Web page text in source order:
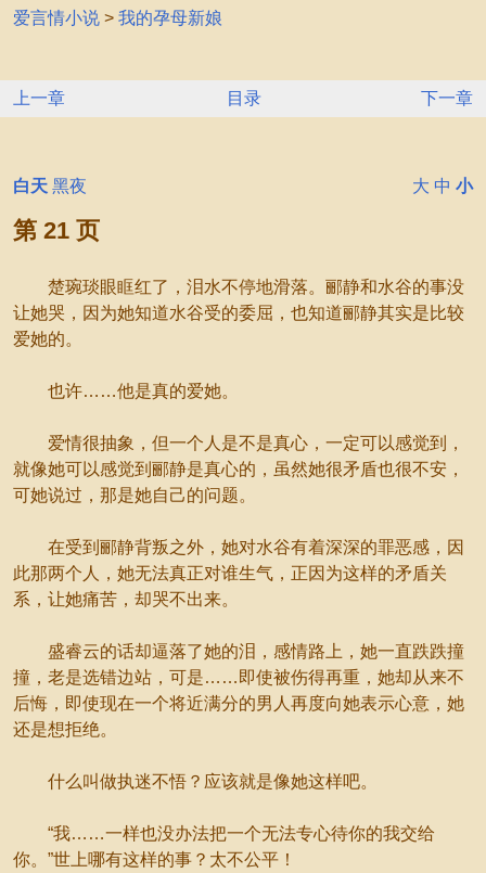
爱言情小说 > 我的孕母新娘
上一章 目录 下一章
白天 黑夜 大 中 小
第 21 页
楚琬琰眼眶红了，泪水不停地滑落。郦静和水谷的事没
让她哭，因为她知道水谷受的委屈，也知道郦静其实是比较
爱她的。
也许……他是真的爱她。
爱情很抽象，但一个人是不是真心，一定可以感觉到，
就像她可以感觉到郦静是真心的，虽然她很矛盾也很不安，
可她说过，那是她自己的问题。
在受到郦静背叛之外，她对水谷有着深深的罪恶感，因
此那两个人，她无法真正对谁生气，正因为这样的矛盾关
系，让她痛苦，却哭不出来。
盛睿云的话却逼落了她的泪，感情路上，她一直跌跌撞
撞，老是选错边站，可是……即使被伤得再重，她却从来不
后悔，即使现在一个将近满分的男人再度向她表示心意，她
还是想拒绝。
什么叫做执迷不悟？应该就是像她这样吧。
“我……一样也没办法把一个无法专心待你的我交给
你。”世上哪有这样的事？太不公平！